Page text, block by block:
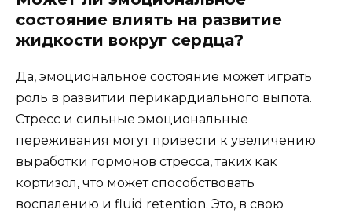
состояние влиять на развитие
жидкости вокруг сердца?
Да, эмоциональное состояние может играть
роль в развитии перикардиального выпота.
Стресс и сильные эмоциональные
переживания могут привести к увеличению
выработки гормонов стресса, таких как
кортизол, что может способствовать
воспалению и fluid retention. Это, в свою